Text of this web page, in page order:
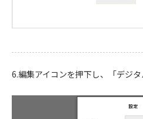
6.編集アイコンを押下し、「デジタ